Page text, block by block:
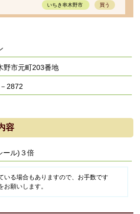
いちき串木野市 買う
野市元町203番地
2872
容
ール)３倍
いる場合もありますので、お手数です
お願いします。